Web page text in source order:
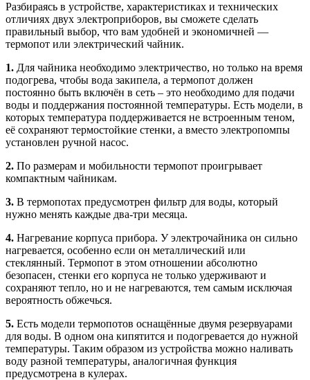
Разбираясь в устройстве, характеристиках и технических
отличиях двух электроприборов, вы сможете сделать
правильный выбор, что вам удобней и экономичней —
термопот или электрический чайник.
1. Для чайника необходимо электричество, но только на время
подогрева, чтобы вода закипела, а термопот должен
постоянно быть включён в сеть – это необходимо для подачи
воды и поддержания постоянной температуры. Есть модели, в
которых температура поддерживается не встроенным теном,
её сохраняют термостойкие стенки, а вместо электропомпы
установлен ручной насос.
2. По размерам и мобильности термопот проигрывает
компактным чайникам.
3. В термопотах предусмотрен фильтр для воды, который
нужно менять каждые два-три месяца.
4. Нагревание корпуса прибора. У электрочайника он сильно
нагревается, особенно если он металлический или
стеклянный. Термопот в этом отношении абсолютно
безопасен, стенки его корпуса не только удерживают и
сохраняют тепло, но и не нагреваются, тем самым исключая
вероятность обжечься.
5. Есть модели термопотов оснащённые двумя резервуарами
для воды. В одном она кипятится и подогревается до нужной
температуры. Таким образом из устройства можно наливать
воду разной температуры, аналогичная функция
предусмотрена в кулерах.